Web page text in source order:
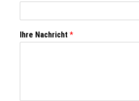
Ihre Nachricht *